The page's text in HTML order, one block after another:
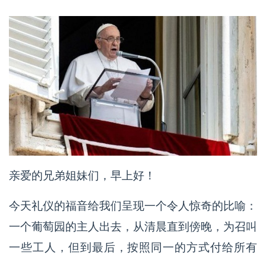
亲爱的兄弟姐妹们，早上好！
今天礼仪的福音给我们呈现一个令人惊奇的比喻：
一个葡萄园的主人出去，从清晨直到傍晚，为召叫
一些工人，但到最后，按照同一的方式付给所有